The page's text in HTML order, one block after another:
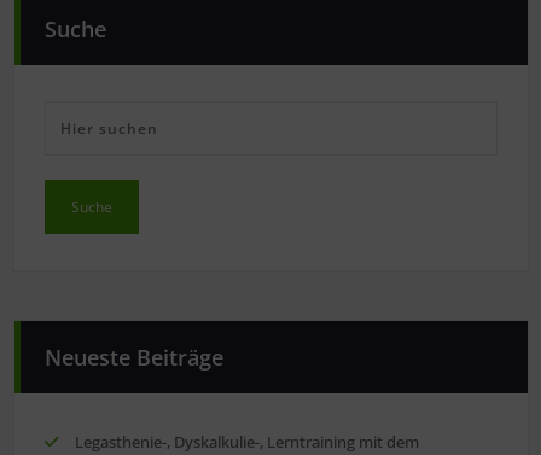
Suche
Neueste Beiträge
Legasthenie-, Dyskalkulie-, Lerntraining mit dem